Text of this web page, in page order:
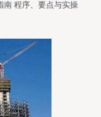
南 程序、要点与实操